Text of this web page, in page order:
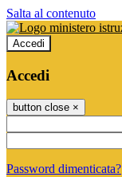
Salta al contenuto
Accedi
Accedi
button close ×
Password dimenticata?